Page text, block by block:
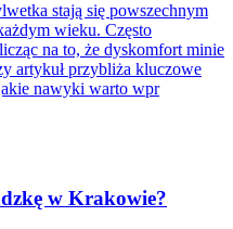
stają się powszechnym
wieku. Często
na to, że dyskomfort minie
artykuł przybliża kluczowe
nawyki warto wpr
w Krakowie?